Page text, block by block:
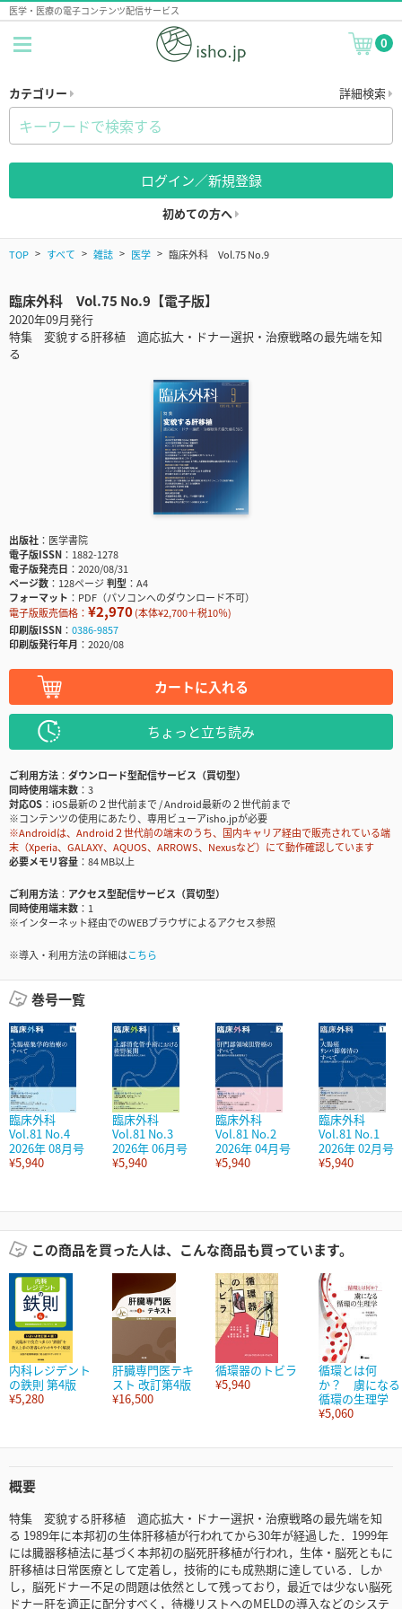
医学・医療の電子コンテンツ配信サービス
0
カテゴリー 詳細検索
ログイン／新規登録
初めての方へ
TOP すべて 雑誌 医学 臨床外科 Vol.75 No.9
臨床外科 Vol.75 No.9【電子版】
2020年09月発行
特集 変貌する肝移植 適応拡大・ドナー選択・治療戦略の最先端を知
る
出版社
医学書院
電子版ISSN
1882-1278
電子版発売日
2020/08/31
ページ数
128ページ判型
A4
フォーマット
PDF（パソコンへのダウンロード不可）
電子版販売価格： ¥2,970(本体¥2,700＋税10％)
印刷版ISSN
0386-9857
印刷版発行年月
2020/08
カートに入れる
ちょっと立ち読み
ご利用方法
ダウンロード型配信サービス（買切型）
同時使用端末数
3
対応OS
iOS最新の２世代前まで / Android最新の２世代前まで
※コンテンツの使用にあたり、専用ビューアisho.jpが必要
※Androidは、Android２世代前の端末のうち、国内キャリア経由で販売されている端
末（Xperia、GALAXY、AQUOS、ARROWS、Nexusなど）にて動作確認しています
必要メモリ容量
84 MB以上
ご利用方法
アクセス型配信サービス（買切型）
同時使用端末数
1
※インターネット経由でのWEBブラウザによるアクセス参照
※導入・利用方法の詳細はこちら
巻号一覧
臨床外科
Vol.81 No.4
2026年 08月号
¥5,940
臨床外科
Vol.81 No.3
2026年 06月号
¥5,940
臨床外科
Vol.81 No.2
2026年 04月号
¥5,940
臨床外科
Vol.81 No.1
2026年 02月号
¥5,940
この商品を買った人は、こんな商品も買っています。
内科レジデント
の鉄則 第4版
¥5,280
肝臓専門医テキ
スト 改訂第4版
¥16,500
循環器のトビラ
¥5,940
循環とは何
か？ 虜になる
循環の生理学
¥5,060
概要
特集 変貌する肝移植 適応拡大・ドナー選択・治療戦略の最先端を知
る 1989年に本邦初の生体肝移植が行われてから30年が経過した．1999年
には臓器移植法に基づく本邦初の脳死肝移植が行われ，生体・脳死ともに
肝移植は日常医療として定着し，技術的にも成熟期に達している．しか
し，脳死ドナー不足の問題は依然として残っており，最近では少ない脳死
ドナー肝を適正に配分すべく，待機リストへのMELDの導入などのシステ